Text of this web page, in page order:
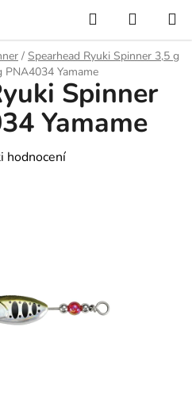
Hledat
KOŠÍK
/ Spearhead Ryuki Spinner 3,5 g
PNA4034 Yamame
Spinner
Yamame
hodnocení